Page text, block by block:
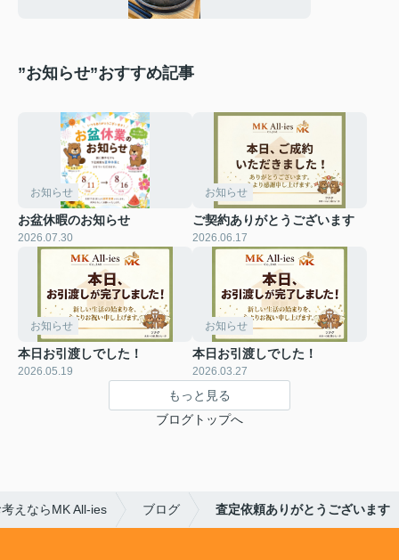
”お知らせ”おすすめ記事
お知らせ
お盆休暇のお知らせ
2026.07.30
お知らせ
ご契約ありがとうございます
2026.06.17
お知らせ
本日お引渡しでした！
2026.05.19
お知らせ
本日お引渡しでした！
2026.03.27
もっと見る
ブログトップへ
えならMK All-ies ブログ 査定依頼ありがとうございます